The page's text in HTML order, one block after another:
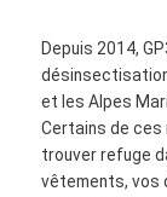
Depuis 2014,
désinsectisation
et les Alpes
Certains de ces
trouver refuge
vêtements, vos